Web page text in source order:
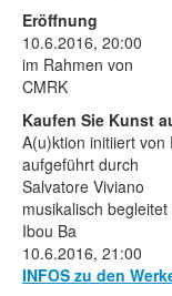
Eröffnung
10.6.2016, 20:00
im Rahmen von
CMRK
Kaufen Sie Kunst
A(u)ktion initiiert
aufgeführt durch
Salvatore Viviano
musikalisch begleitet
Ibou Ba
10.6.2016, 21:00
INFOS zu den